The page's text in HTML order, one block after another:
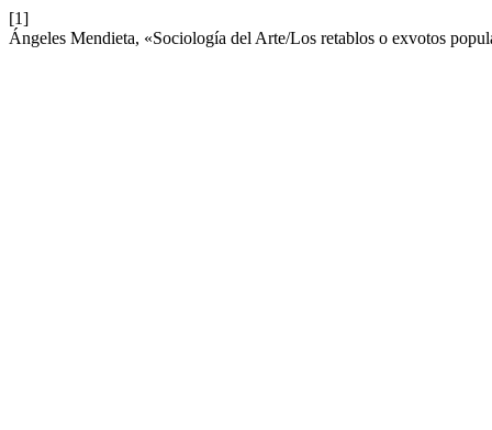
[1]
Ángeles Mendieta, «Sociología del Arte/Los retablos o exvotos